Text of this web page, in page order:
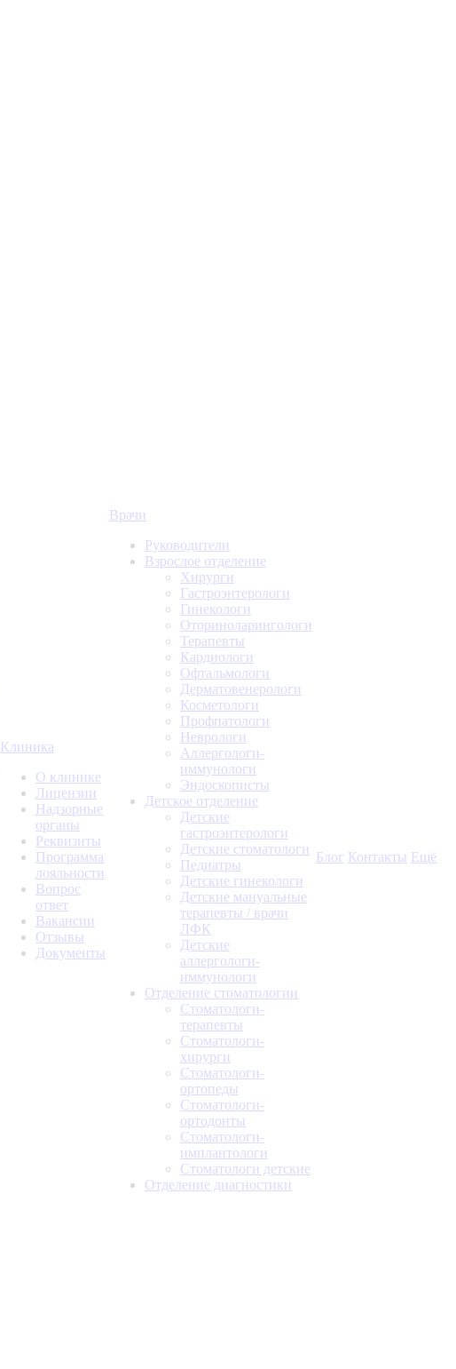
Клиника
О клинике
Лицензии
Надзорные
органы
Реквизиты
Программа
лояльности
Вопрос
ответ
Вакансии
Отзывы
Документы
Врачи
Руководители
Взрослое отделение
Хирурги
Гастроэнтерологи
Гинекологи
Оториноларингологи
Терапевты
Кардиологи
Офтальмологи
Дерматовенерологи
Косметологи
Профпатологи
Неврологи
Аллергологи-
иммунологи
Эндоскописты
Детское отделение
Детские
гастроэнтерологи
Детские стоматологи
Педиатры
Детские гинекологи
Детские мануальные
терапевты / врачи
ЛФК
Детские
аллергологи-
иммунологи
Отделение стоматологии
Стоматологи-
терапевты
Стоматологи-
хирурги
Стоматологи-
ортопеды
Стоматологи-
ортодонты
Стоматологи-
имплантологи
Стоматологи детские
Отделение диагностики
Блог Контакты Ещё